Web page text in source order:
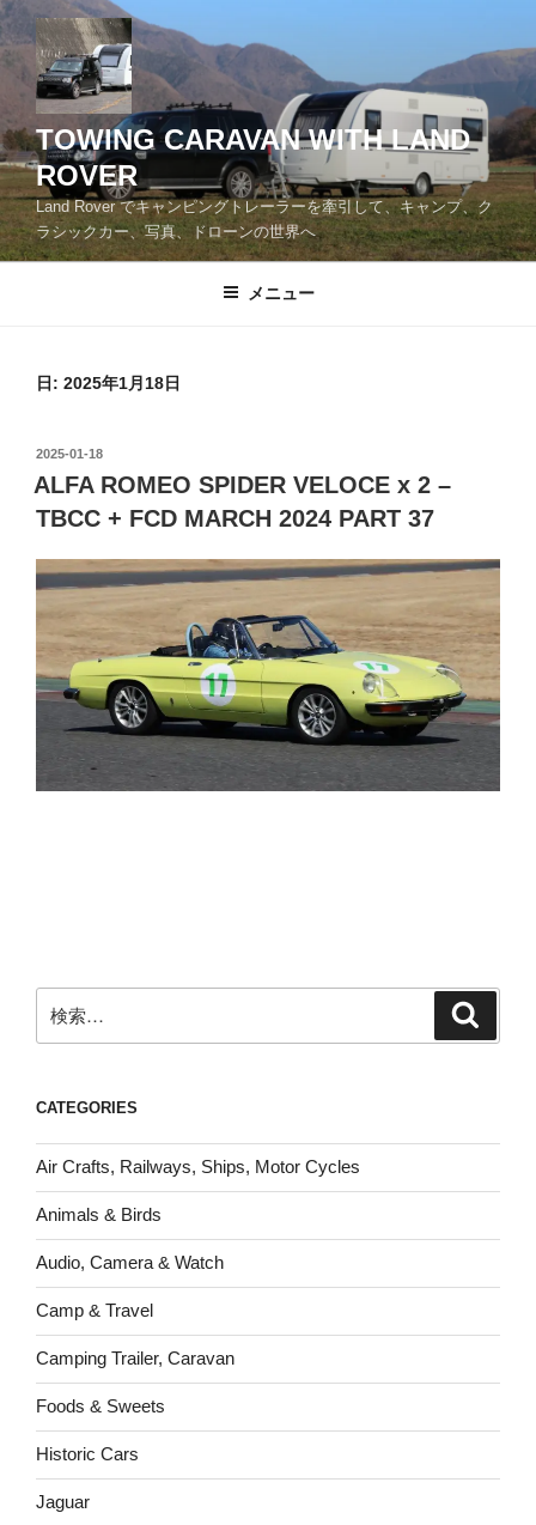
コ
ン
テ
ツ
へ
ス
キ
ッ
TOWING CARAVAN WITH LAND
ROVER
Land Rover でキャンピングトレーラーを牽引して、キャンプ、ク
ラシックカー、写真、ドローンの世界へ
メニュー
日: 2025年1月18日
投
稿
日:
2025-01-18
ALFA ROMEO SPIDER VELOCE x 2 –
TBCC + FCD MARCH 2024 PART 37
索:
CATEGORIES
Air Crafts, Railways, Ships, Motor Cycles
Animals & Birds
Audio, Camera & Watch
Camp & Travel
Camping Trailer, Caravan
Foods & Sweets
Historic Cars
Jaguar